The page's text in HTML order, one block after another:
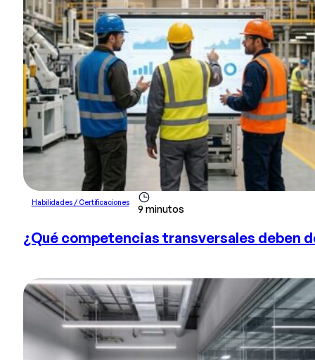
Habilidades / Certificaciones
9 minutos
¿Qué competencias transversales deben